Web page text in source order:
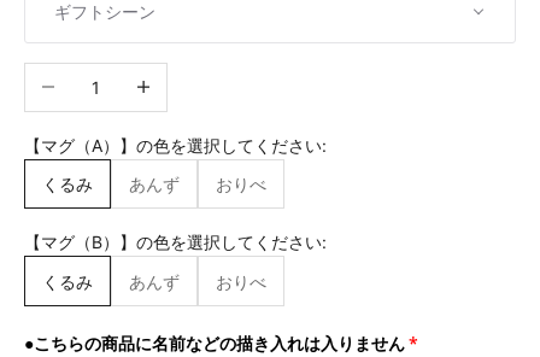
ギフトシーン
数量を減らす 数量を増やす
【マグ（A）】の色を選択してください:
くるみ
あんず おりべ
【マグ（B）】の色を選択してください:
くるみ
あんず おりべ
●こちらの商品に名前などの描き入れは入りません